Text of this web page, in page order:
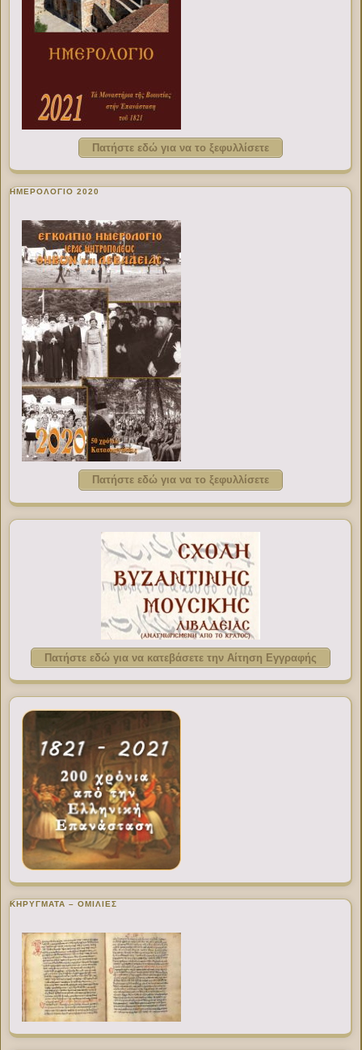
Πατήστε εδώ για να το ξεφυλλίσετε
ΗΜΕΡΟΛΟΓΙΟ 2020
Πατήστε εδώ για να το ξεφυλλίσετε
Πατήστε εδώ για να κατεβάσετε την Αίτηση Εγγραφής
ΚΗΡΥΓΜΑΤΑ – ΟΜΙΛΙΕΣ